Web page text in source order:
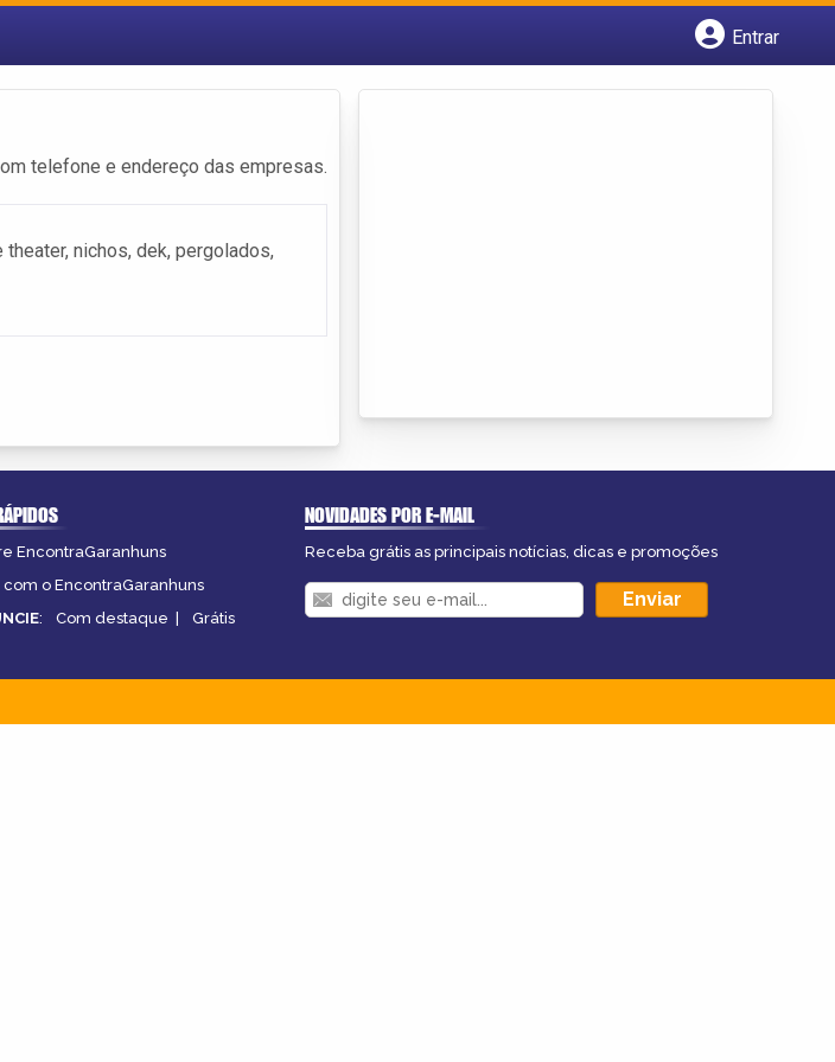
Entrar
telefone e endereço das empresas.
nichos, dek, pergolados,
EncontraGaranhuns
com o EncontraGaranhuns
: Com destaque | Grátis
NOVIDADES POR E-MAIL
Receba grátis as principais notícias, dicas e promoções